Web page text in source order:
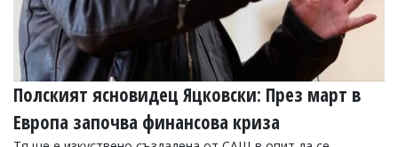
читателите
редакцията
не
носи
отговорност
за
Полският ясновидец Яцковски: През март в
Европа започва финансова криза